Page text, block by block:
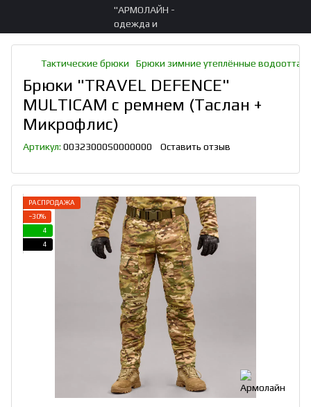
Тактические брюки Брюки зимние утеплённые
Брюки "TRAVEL DEFENCE"
MULTICAM с ремнем (Таслан +
Микрофлис)
Артикул: 00323000S0000000 Оставить отзыв
РАСПРОДАЖА
−30%
4
4